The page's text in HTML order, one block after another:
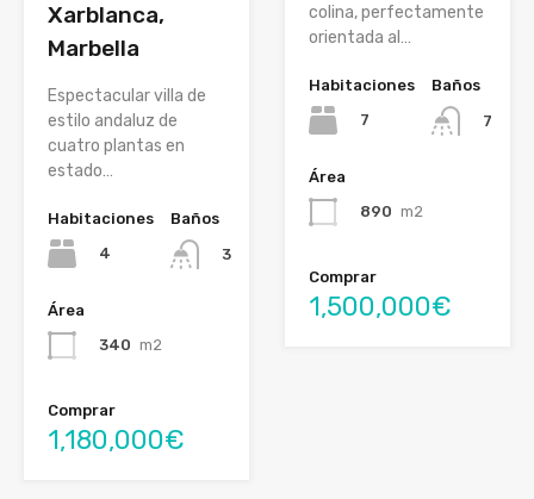
Xarblanca,
Marbella
Espectacular villa de
estilo andaluz de
cuatro plantas en
estado…
Habitaciones
4
Baños
3
Área
340 m2
Comprar
1,180,000€
colina, perfectamente
orientada al…
Habitaciones
7
Baños
7
Área
890 m2
Comprar
1,500,000€